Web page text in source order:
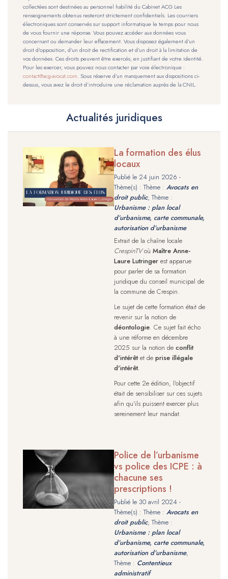
collectées sont destinées au personnel habilité du Cabinet ACG Les
renseignements obtenus resteront strictement confidentiels. Les courriers
électroniques sont conservés sur support informatique le temps pour nous
de vous fournir une réponse. Vous pouvez accéder aux données vous
concernant ou demander leur effacement. Vous disposez également d’un
droit d’opposition, d’un droit de rectification et d’un droit à la limitation de
vos données. Ces droits peuvent être exercés, en justifiant de votre identité.
Pour les exercer, vous pouvez nous contacter par voie électronique :
contact@acg-avocat.com. Sous réserve d’un manquement aux dispositions ci-
dessus, vous avez le droit d’introduire une réclamation auprès de la CNIL.
Actualités juridiques
La formation des élus
locaux
Publié le 24 juin 2026 -
Thème(s) : Thème : Avocats en
droit public, Thème :
Urbanisme : plan local
d’urbanisme, carte communale,
autorisation d’urbanisme
Extrait de la chaîne locale
CrespinTVoù Maître Anne-
Laure Lutringer est apparue
pour parler de sa formation
juridique du conseil municipal de
la commune de Crespin.
Le sujet de cette formation était de
revenir sur la notion de
déontologie. Ce sujet fait écho
à une réforme en décembre
2025 sur la notion de conflit
d'intérêt et de prise illégale
d'intérêt.
Pour cette 2e édition, l'objectif
était de sensibiliser sur ces sujets
afin qu'ils puissent exercer plus
sereinement leur mandat.
Police de l’urbanisme
vs police des ICPE : à
chacune ses
prescriptions !
Publié le 30 avril 2024 -
Thème(s) : Thème : Avocats en
droit public, Thème :
Urbanisme : plan local
d’urbanisme, carte communale,
autorisation d’urbanisme,
Thème : Contentieux
administratif